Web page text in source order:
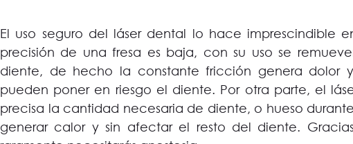
El uso seguro del láser dental lo hace imprescindible
precisión de una fresa es baja, con su uso se
diente, de hecho la constante fricción genera dolor
pueden poner en riesgo el diente. Por otra parte, el
precisa la cantidad necesaria de diente, o hueso
generar calor y sin afectar el resto del diente.